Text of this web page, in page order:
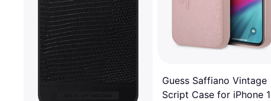
Guess Saffiano Vintage
Script Case for iPhone